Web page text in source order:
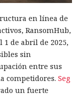
en línea de
RansomHub,
1 de abril de 2025,
sin
entre sus
competidores. Seg
un fuerte